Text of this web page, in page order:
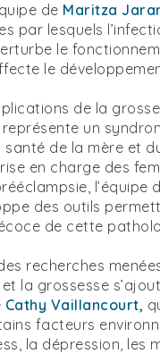
de Maritza
par lesquels
le
le
de la
un
santé de la mère et
en charge des
l’équipe
des outils
de cette
recherches
la grossesse
Cathy Vaillancourt,
facteurs
la dépression, les